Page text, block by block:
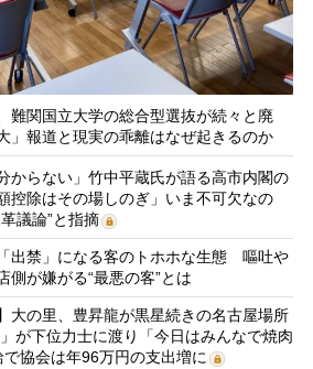
難関国立大学の総合型選抜が続々と廃
報道と現実の乖離はなぜ起きるのか
からない」竹中平蔵氏が語る高市内閣の
除はその場しのぎ」いま不可欠なの
議論”と指摘
出禁」になる客のトホホな生態 嘔吐や
側が嫌がる“最悪の客”とは
大の里、豊昇龍が黒星続きの名古屋場所
が下位力士に渡り「今日はみんなで焼肉
協会は年96万円の支出増に